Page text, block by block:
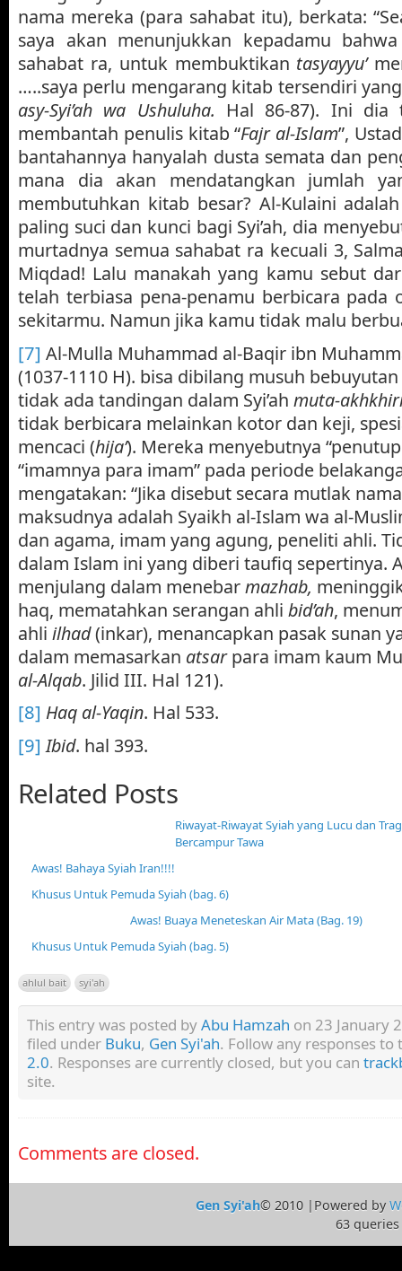
nama mereka (para sahabat itu), berkata:
saya akan menunjukkan kepadamu
sahabat ra, untuk membuktikan tasyayyu’
…..saya perlu mengarang kitab tersendiri yang
asy-Syi’ah wa Ushuluha. Hal 86-87). Ini dia
membantah penulis kitab “Fajr al-Islam”,
bantahannya hanyalah dusta semata dan
mana dia akan mendatangkan jumlah
membutuhkan kitab besar? Al-Kulaini
paling suci dan kunci bagi Syi’ah, dia
murtadnya semua sahabat ra kecuali 3,
Miqdad! Lalu manakah yang kamu sebut
telah terbiasa pena-penamu berbicara pada
sekitarmu. Namun jika kamu tidak malu
[7] Al-Mulla Muhammad al-Baqir ibn
(1037-1110 H). bisa dibilang musuh
tidak ada tandingan dalam Syi’ah muta-
tidak berbicara melainkan kotor dan keji,
mencaci (hija’). Mereka menyebutnya
“imamnya para imam” pada periode
mengatakan: “Jika disebut secara mutlak
maksudnya adalah Syaikh al-Islam wa al-
dan agama, imam yang agung, peneliti ahli.
dalam Islam ini yang diberi taufiq sepertinya.
menjulang dalam menebarmazhab,
haq, mematahkan serangan ahli bid’ah,
ahli ilhad(inkar), menancapkan pasak sunan
dalam memasarkan atsarpara imam kaum
al-Alqab. Jilid III. Hal 121).
[8] Haq al-Yaqin. Hal 533.
[9] Ibid. hal 393.
Related Posts
Riwayat-Riwayat Syiah yang Lucu dan
Bercampur Tawa
Awas! Bahaya Syiah Iran!!!!
Khusus Untuk Pemuda Syiah (bag. 6)
Awas! Buaya Meneteskan Air Mata (Bag. 19)
Khusus Untuk Pemuda Syiah (bag. 5)
ahlul bait syi'ah
This entry was posted byAbu Hamzah on 23 January
filed under Buku, Gen Syi'ah. Follow any responses
2.0. Responses are currently closed, but you can
site.
Comments are closed.
Gen Syi'ah© 2010 |Powered by
63 queries